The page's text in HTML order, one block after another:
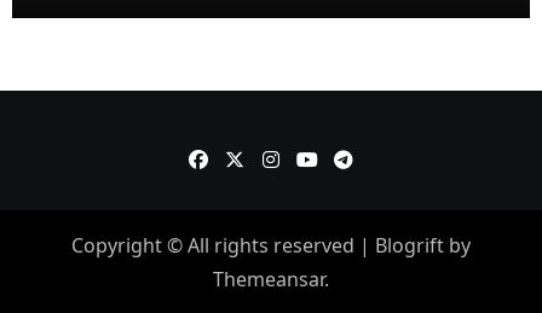
Copyright © All rights reserved | Blogrift by
Themeansar.